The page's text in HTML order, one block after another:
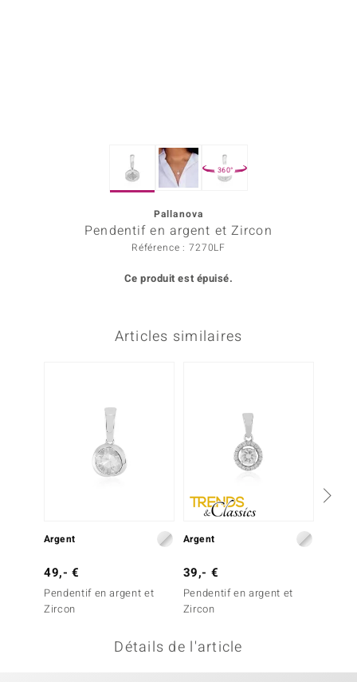
360°
Pallanova
Pendentif en argent et Zircon
Référence : 7270LF
Ce produit est épuisé.
Articles similaires
Argent
49,- €
Pendentif en argent et
Zircon
Argent
39,- €
Pendentif en argent et
Zircon
Détails de l'article